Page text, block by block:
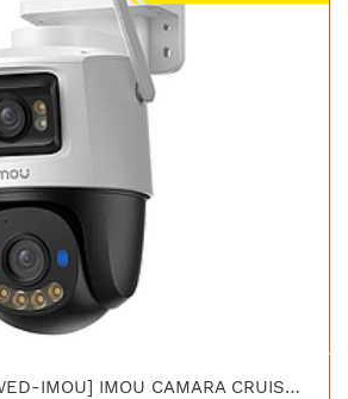
[IPC-S7XE-10M0WED-IMOU] IMOU CAMARA CRUISER DUAL 2 10MP DOBLE LENTE 5MP + 5MP PAN & TILT LENS